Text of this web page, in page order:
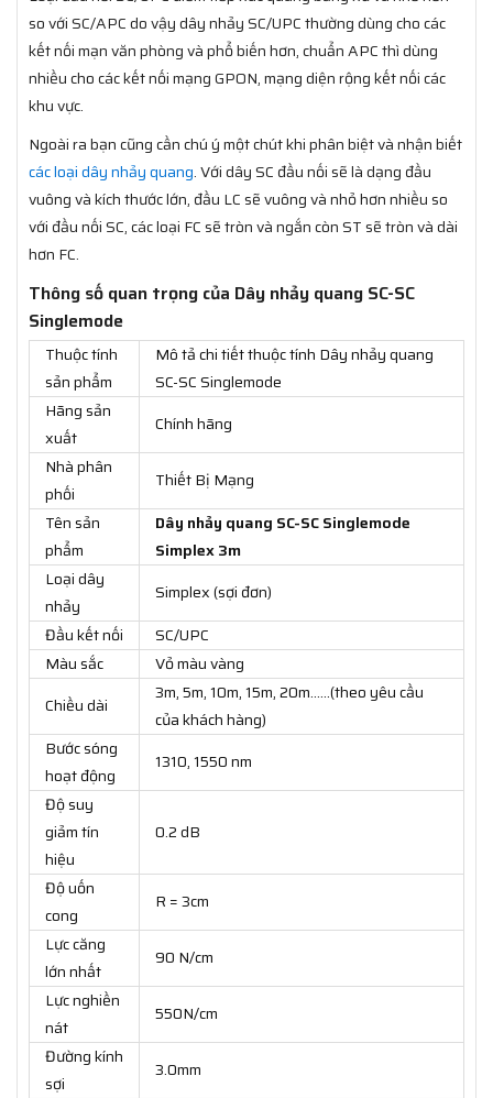
so với SC/APC do vậy dây nhảy SC/UPC thường dùng cho các
kết nối mạn văn phòng và phổ biến hơn, chuẩn APC thì dùng
nhiều cho các kết nối mạng GPON, mạng diện rộng kết nối các
khu vực.
Ngoài ra bạn cũng cần chú ý một chút khi phân biệt và nhận biết
các loại dây nhảy quang. Với dây SC đầu nối sẽ là dạng đầu
vuông và kích thước lớn, đầu LC sẽ vuông và nhỏ hơn nhiều so
với đầu nối SC, các loại FC sẽ tròn và ngắn còn ST sẽ tròn và dài
hơn FC.
Thông số quan trọng của Dây nhảy quang SC-SC
Singlemode
Thuộc tính
sản phẩm
Mô tả chi tiết thuộc tính Dây nhảy quang
SC-SC Singlemode
Hãng sản
xuất
Chính hãng
Nhà phân
phối
Thiết Bị Mạng
Tên sản
phẩm
Dây nhảy quang SC-SC Singlemode
Simplex 3m
Loại dây
nhảy
Simplex (sợi đơn)
Đầu kết nối
SC/UPC
Màu sắc
Vỏ màu vàng
Chiều dài
3m, 5m, 10m, 15m, 20m……(theo yêu cầu
của khách hàng)
Bước sóng
hoạt động
1310, 1550 nm
Độ suy
giảm tín
hiệu
0.2 dB
Độ uốn
cong
R = 3cm
Lực căng
lớn nhất
90 N/cm
Lực nghiền
nát
550N/cm
Đường kính
sợi
3.0mm